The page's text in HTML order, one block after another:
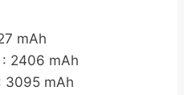
mAh
: 2406 mAh
3095 mAh